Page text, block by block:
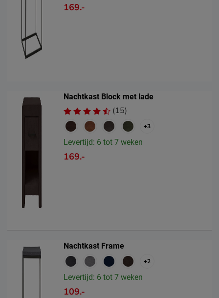
169.-
Nachtkast Block met lade
(15)
+3
Levertijd: 6 tot 7 weken
169.-
Nachtkast Frame
+2
Levertijd: 6 tot 7 weken
109.-